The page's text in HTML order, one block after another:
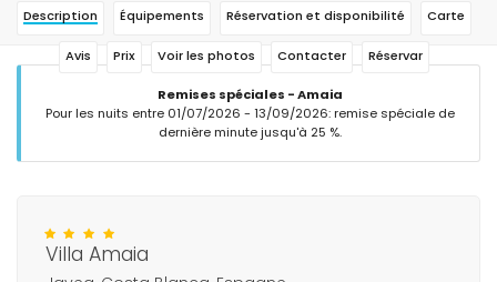
Description Équipements Réservation et disponibilité Carte
Avis Prix Voir les photos Contacter Réservar
Remises spéciales - Amaia
Pour les nuits entre 01/07/2026 - 13/09/2026: remise spéciale de
dernière minute jusqu'à 25 %.
Villa Amaia